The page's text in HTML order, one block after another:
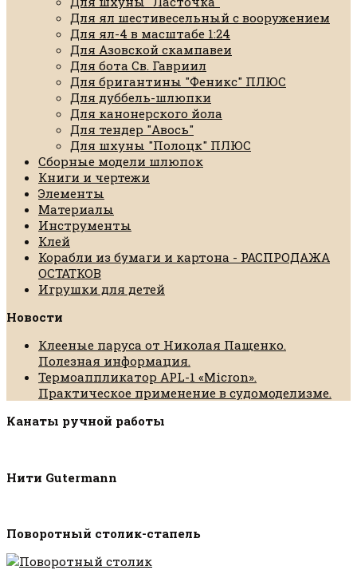
Для ял шестивесельный с вооружением
Для ял-4 в масштабе 1:24
Для Азовской скампавеи
Для бота Св. Гавриил
Для бригантины "Феникс" ПЛЮС
Для дуббель-шлюпки
Для канонерского йола
Для тендер "Авось"
Для шхуны "Полоцк" ПЛЮС
Сборные модели шлюпок
Книги и чертежи
Элементы
Материалы
Инструменты
Клей
Корабли из бумаги и картона - РАСПРОДАЖА
ОСТАТКОВ
Игрушки для детей
Новости
Клееные паруса от Николая Пащенко.
Полезная информация.
Термоаппликатор APL-1 «Micron».
Практическое применение в судомоделизме.
Канаты ручной работы
Нити Gutermann
Поворотный столик-стапель